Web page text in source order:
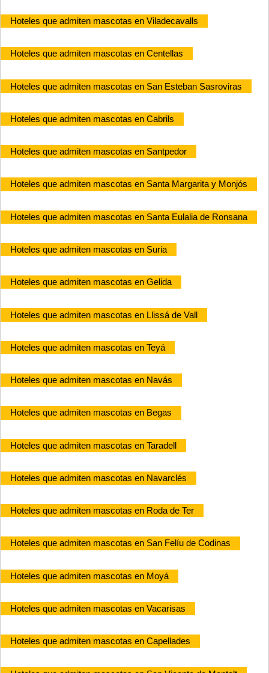
Hoteles que admiten mascotas en Viladecavalls
Hoteles que admiten mascotas en Centellas
Hoteles que admiten mascotas en San Esteban Sasroviras
Hoteles que admiten mascotas en Cabrils
Hoteles que admiten mascotas en Santpedor
Hoteles que admiten mascotas en Santa Margarita y Monjós
Hoteles que admiten mascotas en Santa Eulalia de Ronsana
Hoteles que admiten mascotas en Suria
Hoteles que admiten mascotas en Gelida
Hoteles que admiten mascotas en Llissá de Vall
Hoteles que admiten mascotas en Teyá
Hoteles que admiten mascotas en Navás
Hoteles que admiten mascotas en Begas
Hoteles que admiten mascotas en Taradell
Hoteles que admiten mascotas en Navarclés
Hoteles que admiten mascotas en Roda de Ter
Hoteles que admiten mascotas en San Felíu de Codinas
Hoteles que admiten mascotas en Moyá
Hoteles que admiten mascotas en Vacarisas
Hoteles que admiten mascotas en Capellades